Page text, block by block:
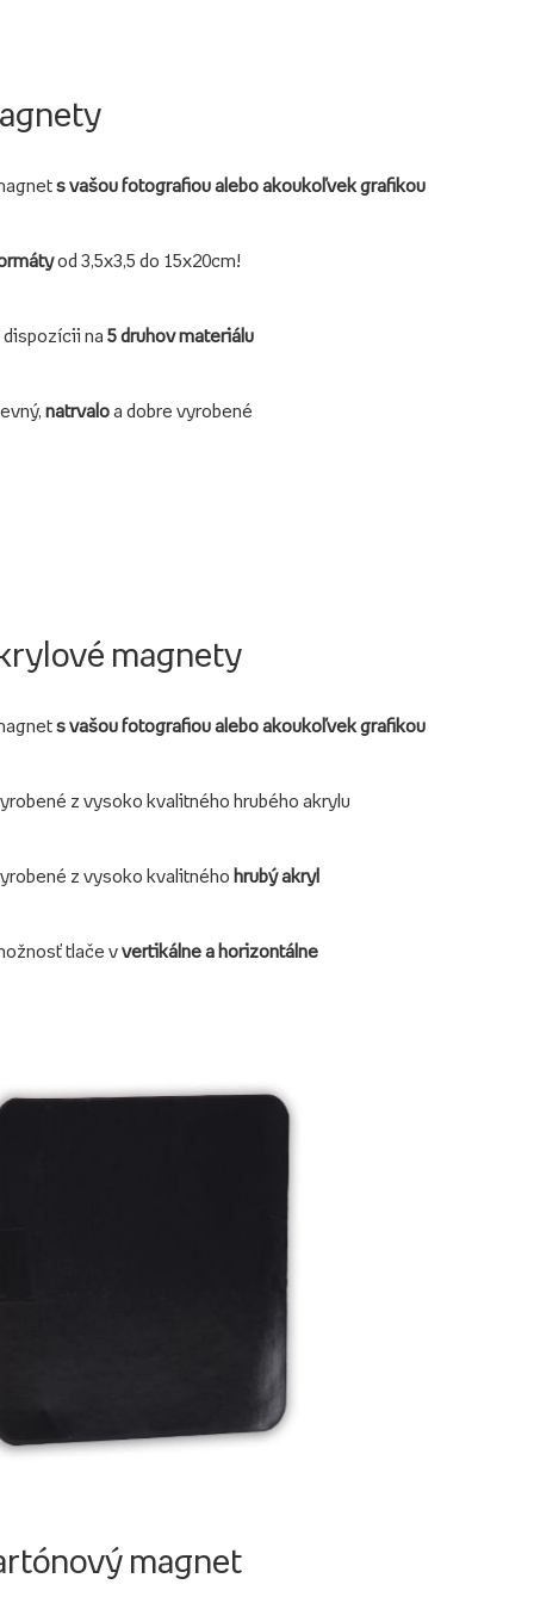
s vašou fotografiou alebo akoukoľvek grafikou
od 3,5x3,5 do 15x20cm!
dispozícii na 5 druhov materiálu
natrvaloa dobre vyrobené
magnety
s vašou fotografiou alebo akoukoľvek grafikou
z vysoko kvalitného hrubého akrylu
z vysoko kvalitného hrubý akryl
tlače vvertikálne a horizontálne
magnet